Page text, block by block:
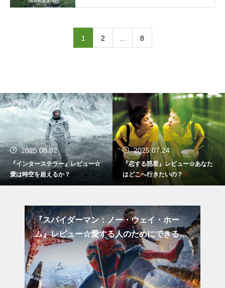
1 2 8
2025.08.02
『インターステラー』レビュー☆
愛は時空を超えるか？
2025.07.24
『恋する惑星』レビュー☆あなた
はどこへ行きたいの？
イ・ホー
にできるこ
『デューン 砂の惑星 PART2』レビュー☆
神は作られる存在なのか？